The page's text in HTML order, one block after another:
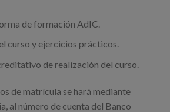
de formación AdIC.
curso y ejercicios prácticos.
de realización del curso.
de matrícula se hará mediante
al número de cuenta del Banco